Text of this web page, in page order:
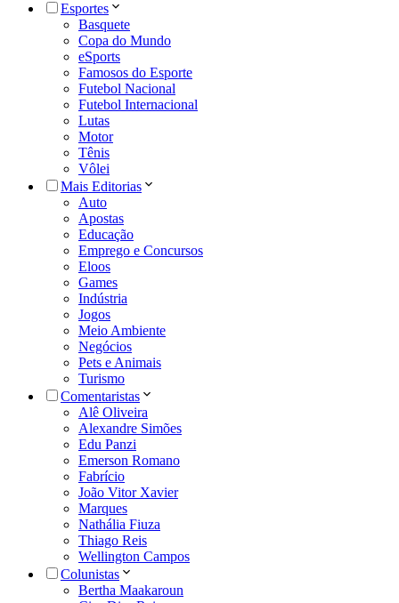
Esportes
Basquete
Copa do Mundo
eSports
Famosos do Esporte
Futebol Nacional
Futebol Internacional
Lutas
Motor
Tênis
Vôlei
Mais Editorias
Auto
Apostas
Educação
Emprego e Concursos
Eloos
Games
Indústria
Jogos
Meio Ambiente
Negócios
Pets e Animais
Turismo
Comentaristas
Alê Oliveira
Alexandre Simões
Edu Panzi
Emerson Romano
Fabrício
João Vitor Xavier
Marques
Nathália Fiuza
Thiago Reis
Wellington Campos
Colunistas
Bertha Maakaroun